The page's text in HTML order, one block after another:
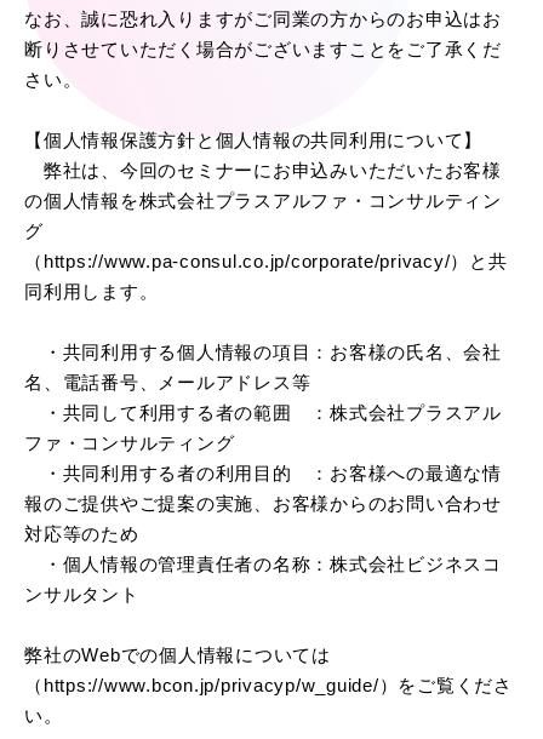
なお、誠に恐れ入りますがご同業の方からのお申込はお
断りさせていただく場合がございますことをご了承くだ
さい。
【個人情報保護方針と個人情報の共同利用について】
弊社は、今回のセミナーにお申込みいただいたお客様
の個人情報を株式会社プラスアルファ・コンサルティン
グ
（ https://www.pa-consul.co.jp/corporate/privacy/）と共
同利用します。
・共同利用する個人情報の項目：お客様の氏名、会社
名、電話番号、メールアドレス等
・共同して利用する者の範囲 ：株式会社プラスアル
ファ・コンサルティング
・共同利用する者の利用目的 ：お客様への最適な情
報のご提供やご提案の実施、お客様からのお問い合わせ
対応等のため
・個人情報の管理責任者の名称：株式会社ビジネスコ
ンサルタント
弊社のWebでの個人情報については
（ https://www.bcon.jp/privacyp/w_guide/）をご覧くださ
い。